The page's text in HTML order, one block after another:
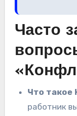
Часто
Что такое
работник